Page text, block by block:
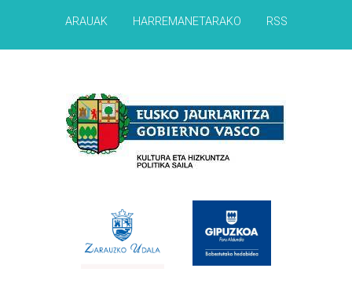
ARAUAK HARREMANETARAKO RSS